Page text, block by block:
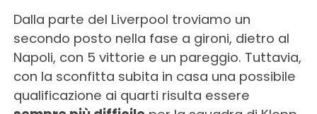
Dalla parte del Liverpool troviamo un
secondo posto nella fase a gironi, dietro al
Napoli, con 5 vittorie e un pareggio. Tuttavia,
con la sconfitta subita in casa una possibile
qualificazione ai quarti risulta essere